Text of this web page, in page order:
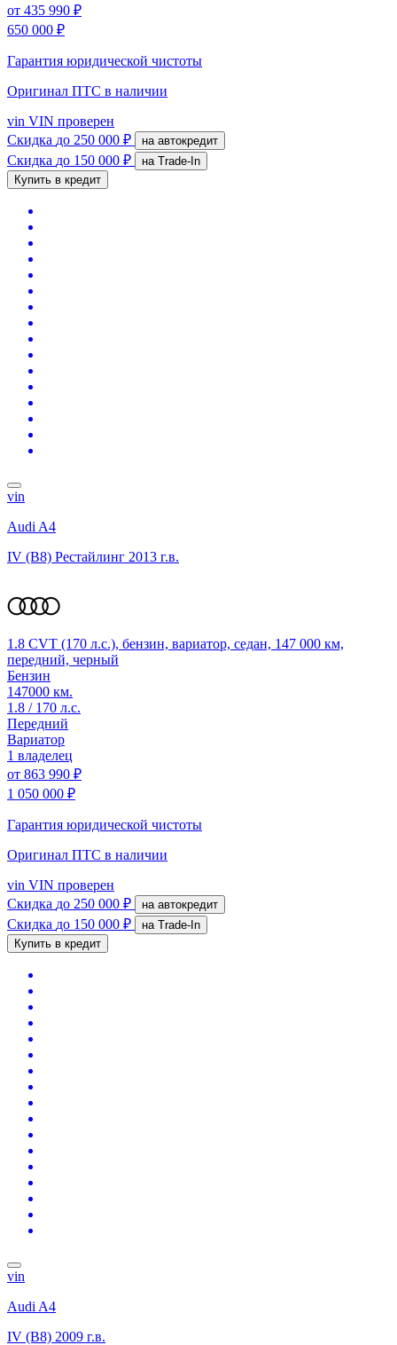
от 435 990 ₽
650 000 ₽
Гарантия юридической чистоты
Оригинал ПТС в наличии
vin VIN проверен
Скидка до 250 000 ₽ на автокредит
Скидка до 150 000 ₽
на Trade-In
Купить в кредит
vin
Audi A4
IV (B8) Рестайлинг 2013 г.в.
1.8 CVT (170 л.с.), бензин, вариатор, седан, 147 000 км,
передний, черный
Бензин
147000 км.
1.8 / 170 л.с.
Передний
Вариатор
1 владелец
от 863 990 ₽
1 050 000 ₽
Гарантия юридической чистоты
Оригинал ПТС в наличии
vin VIN проверен
Скидка до 250 000 ₽ на автокредит
Скидка до 150 000 ₽
на Trade-In
Купить в кредит
vin
Audi A4
IV (B8) 2009 г.в.